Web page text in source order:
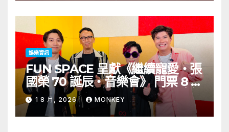
同來自蒙古的Uuhai、韓國的
KARDI和泰國的KIKI震懾舞台
娛樂資訊
FUN SPACE 呈獻《繼續寵愛・張
國榮 70 誕辰・音樂會》 門票 8 月
1 日至 10 日於「健康．旦」優先訂
購
1 8 月, 2026 MONKEY